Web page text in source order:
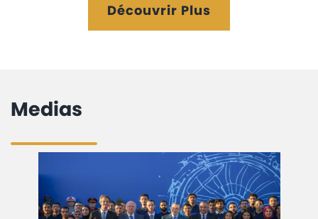
Découvrir Plus
Medias